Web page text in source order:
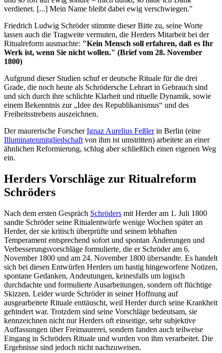
verdienet. [...] Mein Name bleibt dabei ewig verschwiegen."
Friedrich Ludwig Schröder stimmte dieser Bitte zu, seine Worte
lassen auch die Tragweite vermuten, die Herders Mitarbeit bei der
Ritualreform ausmachte: "Kein Mensch soll erfahren, daß es Ihr
Werk ist, wenn Sie nicht wollen." (Brief vom 28. November
1800)
Aufgrund dieser Studien schuf er deutsche Rituale für die drei
Grade, die noch heute als Schrödersche Lehrart in Gebrauch sind
und sich durch ihre schlichte Klarheit und rituelle Dynamik, sowie
einem Bekenntnis zur „Idee des Republikanismus“ und des
Freiheitsstrebens auszeichnen.
Der maurerische ForscherIgnaz Aurelius Feßlerin Berlin (eine
Illuminatenmitgliedschaftvon ihm ist umstritten) arbeitete an einer
ähnlichen Reformierung, schlug aber schließlich einen eigenen Weg
ein.
Herders Vorschläge zur Ritualreform
Schröders
Nach dem ersten Gespräch Schröders mit Herder am 1. Juli 1800
sandte Schröder seine Ritualentwürfe wenige Wochen später an
Herder, der sie kritisch überprüfte und seinem lebhaften
Temperament entsprechend sofort und spontan Änderungen und
Verbesserungsvorschläge formulierte, die er Schröder am 6.
November 1800 und am 24. November 1800 übersandte. Es handelt
sich bei diesen Entwürfen Herders um hastig hingeworfene Notizen,
spontane Gedanken, Andeutungen, keinesfalls um logisch
durchdachte und formulierte Ausarbeitungen, sondern oft flüchtige
Skizzen. Leider wurde Schröder in seiner Hoffnung auf
ausgearbeitete Rituale enttäuscht, weil Herder durch seine Krankheit
gehindert war. Trotzdem sind seine Vorschläge bedeutsam, sie
kennzeichnen nicht nur Herders oft einseitige, sehr subjektive
Auffassungen über Freimaurerei, sondern fanden auch teilweise
Eingang in Schröders Rituale und wurden von ihm verarbeitet. Die
Ergebnisse sind jedoch nicht nachzuweisen.